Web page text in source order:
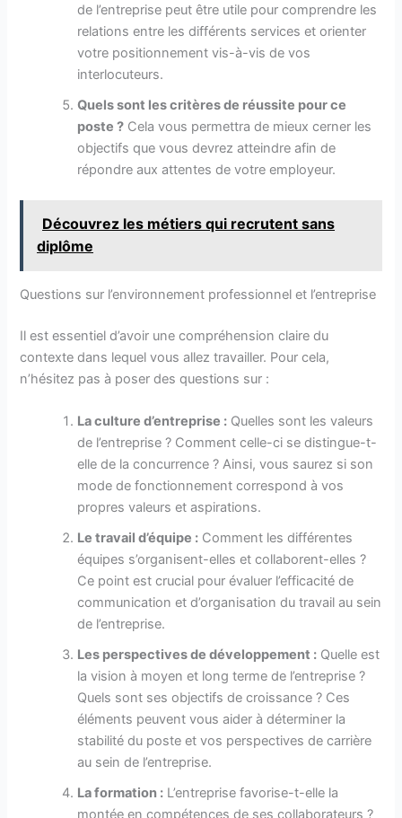
de l’entreprise peut être utile pour comprendre les
relations entre les différents services et orienter
votre positionnement vis-à-vis de vos
interlocuteurs.
Quels sont les critères de réussite pour ce
poste ? Cela vous permettra de mieux cerner les
objectifs que vous devrez atteindre afin de
répondre aux attentes de votre employeur.
Découvrez les métiers qui recrutent sans
diplôme
Questions sur l’environnement professionnel et l’entreprise
Il est essentiel d’avoir une compréhension claire du
contexte dans lequel vous allez travailler. Pour cela,
n’hésitez pas à poser des questions sur :
La culture d’entreprise : Quelles sont les valeurs
de l’entreprise ? Comment celle-ci se distingue-t-
elle de la concurrence ? Ainsi, vous saurez si son
mode de fonctionnement correspond à vos
propres valeurs et aspirations.
Le travail d’équipe : Comment les différentes
équipes s’organisent-elles et collaborent-elles ?
Ce point est crucial pour évaluer l’efficacité de
communication et d’organisation du travail au sein
de l’entreprise.
Les perspectives de développement : Quelle est
la vision à moyen et long terme de l’entreprise ?
Quels sont ses objectifs de croissance ? Ces
éléments peuvent vous aider à déterminer la
stabilité du poste et vos perspectives de carrière
au sein de l’entreprise.
La formation : L’entreprise favorise-t-elle la